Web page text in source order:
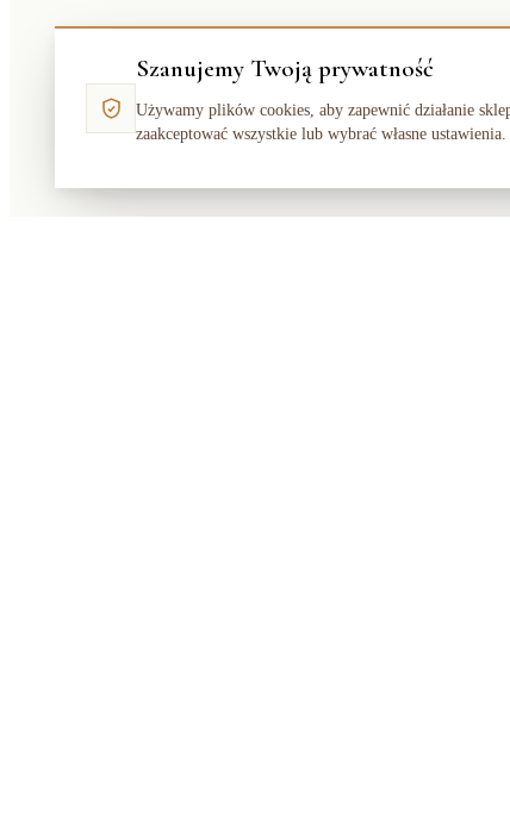
Szanujemy Twoją prywatność
Używamy plików cookies, aby zapewnić działanie
zaakceptować wszystkie lub wybrać własne